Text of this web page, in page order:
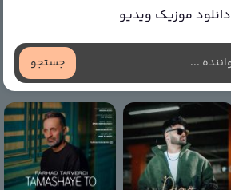
دانلود موزیک ویدیو
جستجو